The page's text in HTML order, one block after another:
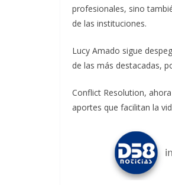
profesionales, sino
de las instituciones.
Lucy Amado sigue
de las más destacadas,
Conflict Resolution,
aportes que facilitan la